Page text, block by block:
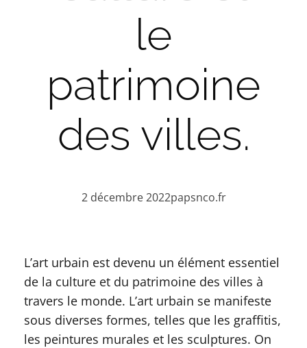
le
patrimoine
des villes.
2 décembre 2022papsnco.fr
L’art urbain est devenu un élément essentiel
de la culture et du patrimoine des villes à
travers le monde. L’art urbain se manifeste
sous diverses formes, telles que les graffitis,
les peintures murales et les sculptures. On